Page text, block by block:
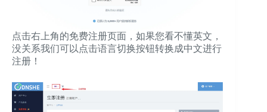
点击右上角的免费注册页面，如果您看不懂英文，
没关系我们可以点击语言切换按钮转换成中文进行
注册！